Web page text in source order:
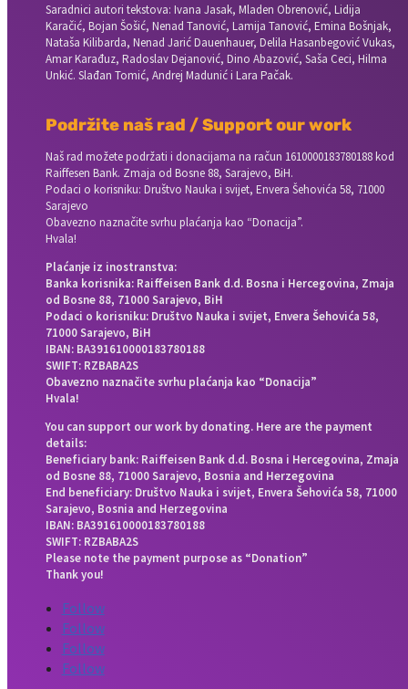
Saradnici autori tekstova: Ivana Jasak, Mladen Obrenović, Lidija
Karačić, Bojan Šošić, Nenad Tanović, Lamija Tanović, Emina Bošnjak,
Nataša Kilibarda, Nenad Jarić Dauenhauer, Delila Hasanbegović Vukas,
Amar Karađuz, Radoslav Dejanović, Dino Abazović, Saša Ceci, Hilma
Unkić. Slađan Tomić, Andrej Madunić i Lara Pačak.
Podržite naš rad / Support our work
Naš rad možete podržati i donacijama na račun 1610000183780188 kod
Raiffesen Bank. Zmaja od Bosne 88, Sarajevo, BiH.
Podaci o korisniku: Društvo Nauka i svijet, Envera Šehovića 58, 71000
Sarajevo
Obavezno naznačite svrhu plaćanja kao “Donacija”.
Hvala!
Plaćanje iz inostranstva:
Banka korisnika: Raiffeisen Bank d.d. Bosna i Hercegovina, Zmaja
od Bosne 88, 71000 Sarajevo, BiH
Podaci o korisniku: Društvo Nauka i svijet, Envera Šehovića 58,
71000 Sarajevo, BiH
IBAN: BA391610000183780188
SWIFT: RZBABA2S
Obavezno naznačite svrhu plaćanja kao “Donacija”
Hvala!
You can support our work by donating. Here are the payment
details:
Beneficiary bank: Raiffeisen Bank d.d. Bosna i Hercegovina, Zmaja
od Bosne 88, 71000 Sarajevo, Bosnia and Herzegovina
End beneficiary: Društvo Nauka i svijet, Envera Šehovića 58, 71000
Sarajevo, Bosnia and Herzegovina
IBAN: BA391610000183780188
SWIFT: RZBABA2S
Please note the payment purpose as “Donation”
Thank you!
Follow
Follow
Follow
Follow